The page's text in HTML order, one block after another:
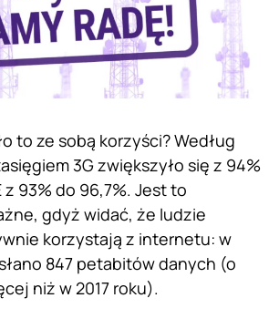
to ze sobą korzyści? Według
3G zwiększyło się z 94%
z 93% do 96,7%. Jest to
gdyż widać, że ludzie
korzystają z internetu: w
847 petabitów danych (o
niż w 2017 roku).